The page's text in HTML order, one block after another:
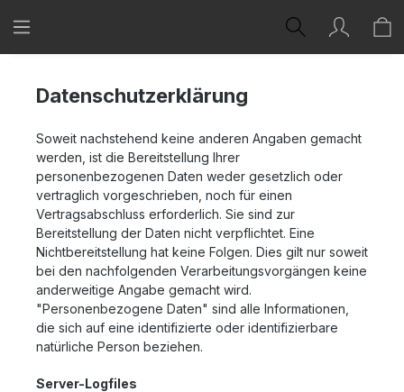
Zum Hauptinhalt springen
Datenschutzerklärung
Soweit nachstehend keine anderen Angaben gemacht
werden, ist die Bereitstellung Ihrer
personenbezogenen Daten weder gesetzlich oder
vertraglich vorgeschrieben, noch für einen
Vertragsabschluss erforderlich. Sie sind zur
Bereitstellung der Daten nicht verpflichtet. Eine
Nichtbereitstellung hat keine Folgen. Dies gilt nur soweit
bei den nachfolgenden Verarbeitungsvorgängen keine
anderweitige Angabe gemacht wird.
"Personenbezogene Daten" sind alle Informationen,
die sich auf eine identifizierte oder identifizierbare
natürliche Person beziehen.
Server-Logfiles